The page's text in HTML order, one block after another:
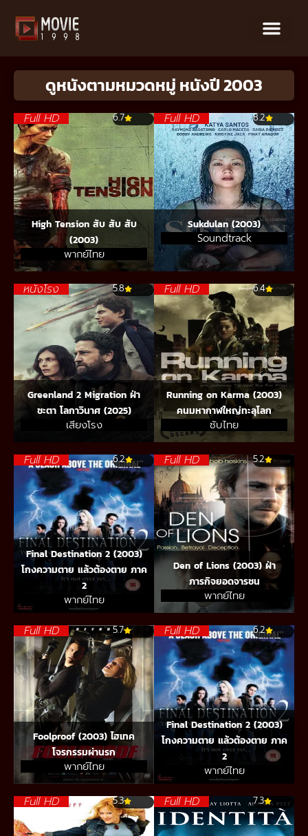
ดูหนังตามหมวดหมู่ หนังปี 2003
Full HD 6.7
High Tension สับ สับ สับ
(2003)
พากย์ไทย
Full HD 8.2
Sukdulan (2003)
Soundtrack
หนังโรง 5.8
Greenland 2 Migration ฝ่า
ชะตา โลกาวินาศ (2025)
เสียงโรง
Full HD 6.4
Running on Karma (2003)
คนมหากาฬใหญ่ทะลุโลก
ซับไทย
Full HD 6.2
Final Destination 2 (2003)
โกงความตาย แล้วต้องตาย ภาค
2
พากย์ไทย
Full HD 5.2
Den of Lions (2003) ฝ่า
ภารกิจยอดจารชน
พากย์ไทย
Full HD 5.7
Foolproof (2003) ไฮเทค
โจรกรรมผ่านรก
พากย์ไทย
Full HD 6.2
Final Destination 2 (2003)
โกงความตาย แล้วต้องตาย ภาค
2
พากย์ไทย
Full HD 5.3 Full HD 7.3